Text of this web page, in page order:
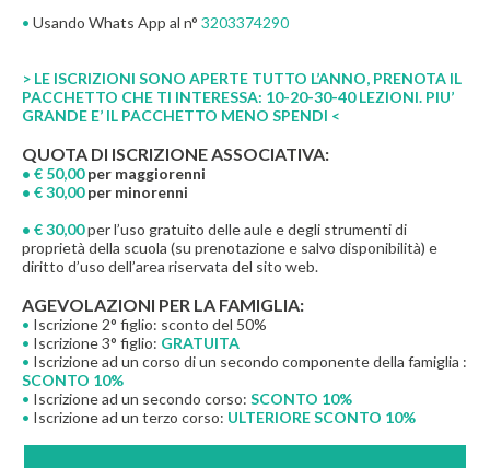
• Usando Whats App al n° 3203374290
> LE ISCRIZIONI SONO APERTE TUTTO L’ANNO, PRENOTA IL
PACCHETTO CHE TI INTERESSA: 10-20-30-40 LEZIONI. PIU’
GRANDE E’ IL PACCHETTO MENO SPENDI <
QUOTA DI ISCRIZIONE ASSOCIATIVA:
• € 50,00per maggiorenni
• € 30,00per minorenni
• € 30,00per l’uso gratuito delle aule e degli strumenti di
proprietà della scuola (su prenotazione e salvo disponibilità) e
diritto d’uso dell’area riservata del sito web.
AGEVOLAZIONI PER LA FAMIGLIA:
• Iscrizione 2° figlio: sconto del 50%
• Iscrizione 3° figlio: GRATUITA
• Iscrizione ad un corso di un secondo componente della famiglia :
SCONTO 10%
• Iscrizione ad un secondo corso: SCONTO 10%
• Iscrizione ad un terzo corso: ULTERIORE SCONTO 10%